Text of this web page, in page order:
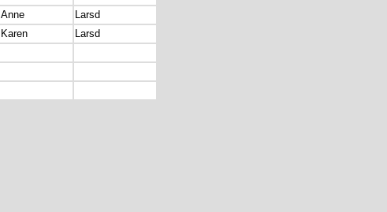
Anne
Larsd
Karen
Larsd